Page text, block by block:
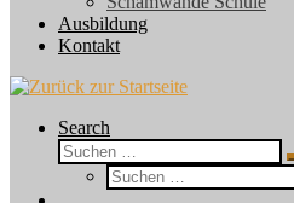
Ausbildung
Kontakt
Search
Suche
Suche